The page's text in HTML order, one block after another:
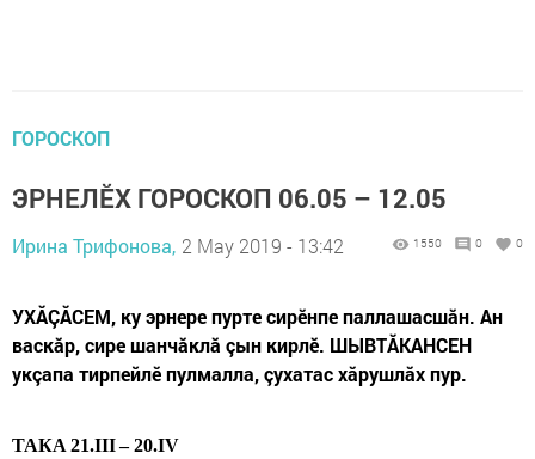
ГОРОСКОП
ЭРНЕЛӖХ ГОРОСКОП 06.05 – 12.05
Ирина Трифонова, 2 May 2019 - 13:42 1550 0 0
УХĂÇĂСЕМ, ку эрнере пурте сирӗнпе паллашасшăн. Ан
васкăр, сире шанчăклă çын кирлӗ. ШЫВТĂКАНСЕН
укçапа тирпейлӗ пулмалла, çухатас хăрушлăх пур.
ТАКА 21.III – 20.IV